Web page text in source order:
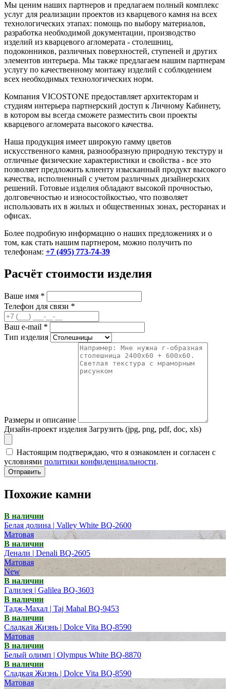
Мы ценим наших партнеров и предлагаем полный комплекс
услуг для реализации проектов из кварцевого камня на всех
технологических этапах: помощь по выбору материалов,
разработка необходимой документации, производство
изделий из кварцевого агломерата - столешниц,
подоконников, различных поверхностей, ступеней и других
элементов интерьера. Мы также предлагаем нашим партнерам
услугу по качественному монтажу изделий с соблюдением
всех необходимых технологических норм.
Компания VICOSTONE предоставляет архитекторам и
студиям интерьера партнерский доступ к Личному Кабинету,
в котором вы всегда сможете разместить свои проекты
кварцевого агломерата высокого качества.
Наша продукция имеет широкую гамму цветов
искусственного камня, разнообразную природную текстуру и
отличные физические характеристики и свойства - все это
позволяет предложить клиенту изысканный продукт высокого
качества, исполненный с учетом различных дизайнерских
решений. Готовые изделия обладают высокой прочностью,
долговечностью и износостойкостью, что позволяет
использовать их в жилых и общественных зонах, ресторанах и
офисах.
Более подробную информацию о наших предложениях и о
том, как стать нашим партнером, можно получить по
телефонам: +7 (495) 773-74-39
Расчёт стоимости изделия
Ваше имя *
Телефон для связи *
Ваш e-mail *
Тип изделия
Размеры и описание
Дизайн-проект изделия Загрузить (jpg, png, pdf, doc, xls)
Настоящим подтверждаю, что я ознакомлен и согласен с
условиями политики конфиденциальности.
Отправить
Похожие камни
В наличии
Белая долина | Valley White BQ-2600
Матовая
В наличии
Денали | Denali BQ-2605
Матовая
New
В наличии
Галилея | Galilea BQ-3603
В наличии
Тадж-Махал | Taj Mahal BQ-9453
В наличии
Сладкая Жизнь | Dolce Vita BQ-8590
Матовая
В наличии
Белый олимп | Olympus White BQ-8870
В наличии
Сладкая Жизнь | Dolce Vita BQ-8590
Матовая